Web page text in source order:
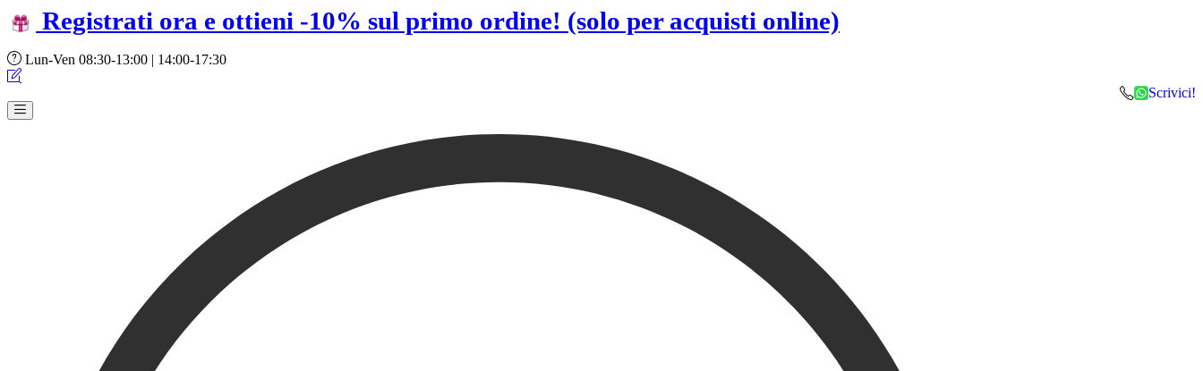
Registrati ora e ottieni -10% sul primo ordine! (solo per acquisti online)
Lun-Ven 08:30-13:00 | 14:00-17:30
Scrivici!